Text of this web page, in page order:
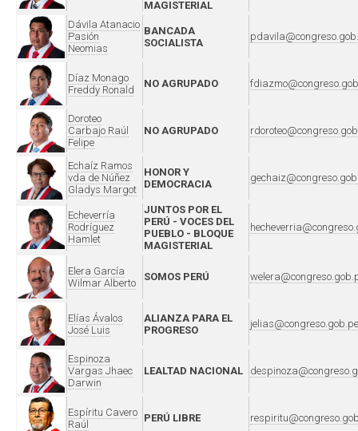
MAGISTERIAL
Dávila Atanacio
Pasión
Neomias
BANCADA
SOCIALISTA
Díaz Monago
Freddy Ronald
NO AGRUPADO
Doroteo
Carbajo Raúl
Felipe
NO AGRUPADO
Echaíz Ramos
vda de Núñez
Gladys Margot
HONOR Y
DEMOCRACIA
Echeverría
Rodríguez
Hamlet
JUNTOS POR EL
PERÚ - VOCES DEL
PUEBLO - BLOQUE
MAGISTERIAL
Elera García
Wilmar Alberto
SOMOS PERÚ
Elías Ávalos
José Luis
ALIANZA PARA EL
PROGRESO
jelias@congreso.gob.pe
Espinoza
Vargas Jhaec
Darwin
LEALTAD NACIONAL
Espíritu Cavero
Raúl
PERÚ LIBRE